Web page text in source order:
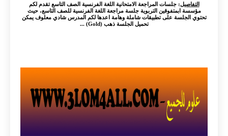
التفاصيل: جلسات المراجعة الامتحانية اللغة الفرنسية الصف التاسع تقدم لكم
مؤسسة ابمتفوقين التربوية جلسة مراجعة اللغة الفرنسية للصف التاسع، حيث
تحتوي الجلسة على تطبيقات شاملة وهامة اعدها لكم المدرس شادي معلوف يمكن
تحميل الجلسة ذهب (Gold) ...